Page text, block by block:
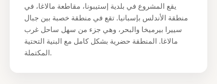
يقع المشروع في بلدية إستيبونا، مقاطعة مالاغا، في
منطقة الأندلس بإسبانيا. تقع في منطقة خصبة بين جبال
سييرا بيرميخا والبحر، وهي جزء من سهل ساحل غرب
مالاغا. المنطقة حضرية بشكل كامل مع البنية التحتية
المكتملة.